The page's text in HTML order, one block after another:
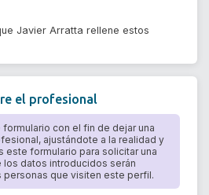
Javier Arratta rellene estos
el profesional
con el fin de dejar una
ajustándote a la realidad y
este formulario para solicitar una
los datos introducidos serán
personas que visiten este perfil.